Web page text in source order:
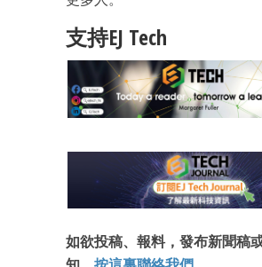
支持EJ Tech
如欲投稿、報料，發布新聞稿